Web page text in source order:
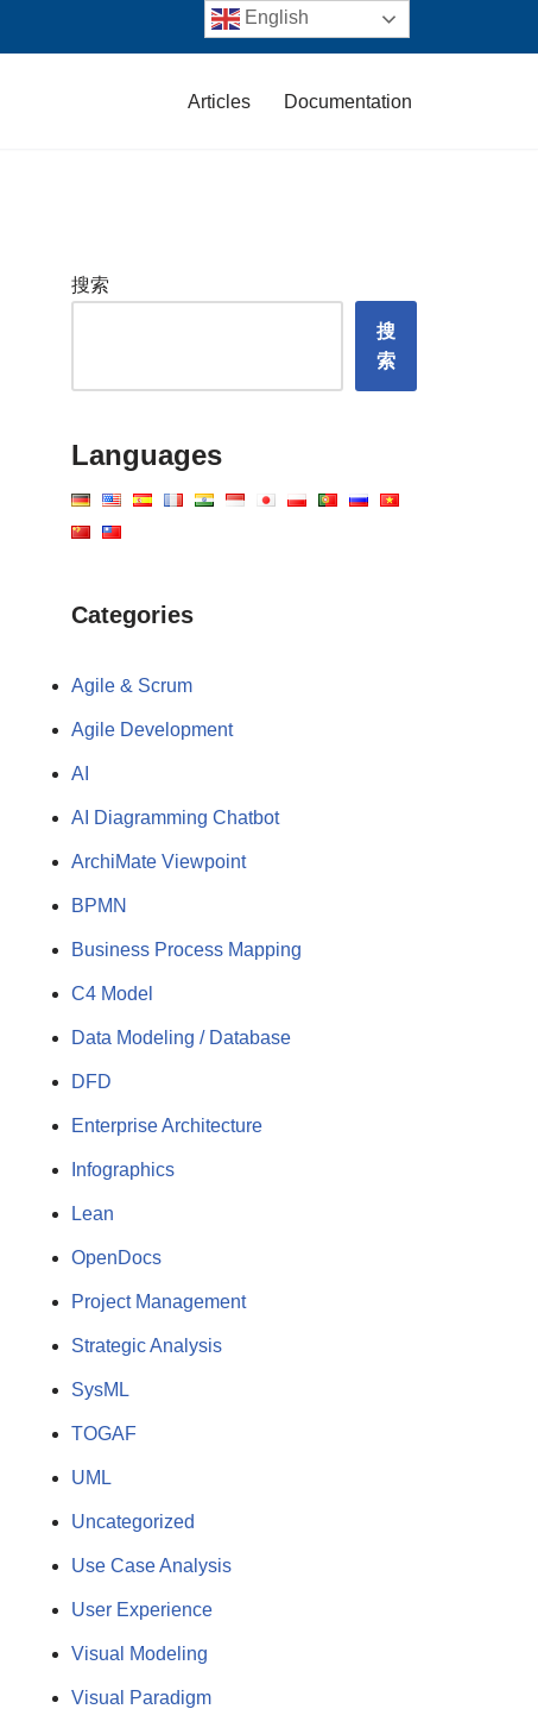
Articles Documentation
搜索
搜
索
Languages
Categories
Agile & Scrum
Agile Development
AI
AI Diagramming Chatbot
ArchiMate Viewpoint
BPMN
Business Process Mapping
C4 Model
Data Modeling / Database
DFD
Enterprise Architecture
Infographics
Lean
OpenDocs
Project Management
Strategic Analysis
SysML
TOGAF
UML
Uncategorized
Use Case Analysis
User Experience
Visual Modeling
Visual Paradigm
English